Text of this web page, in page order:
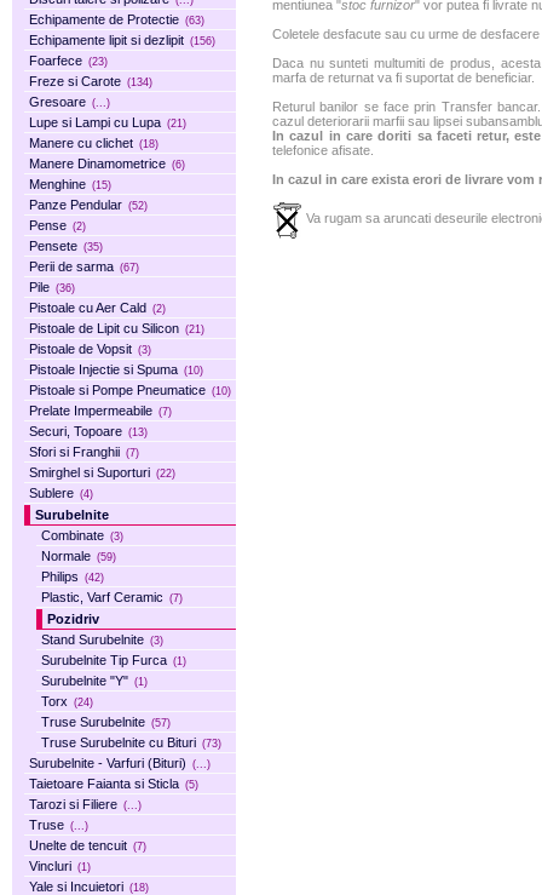
Echipamente de Protectie (63)
Echipamente lipit si dezlipit (156)
Foarfece (23)
Freze si Carote (134)
Gresoare (...)
Lupe si Lampi cu Lupa (21)
Manere cu clichet (18)
Manere Dinamometrice (6)
Menghine (15)
Panze Pendular (52)
Pense (2)
Pensete (35)
Perii de sarma (67)
Pile (36)
Pistoale cu Aer Cald (2)
Pistoale de Lipit cu Silicon (21)
Pistoale de Vopsit (3)
Pistoale Injectie si Spuma (10)
Pistoale si Pompe Pneumatice (10)
Prelate Impermeabile (7)
Securi, Topoare (13)
Sfori si Franghii (7)
Smirghel si Suporturi (22)
Sublere (4)
Surubelnite
Combinate (3)
Normale (59)
Philips (42)
Plastic, Varf Ceramic (7)
Pozidriv
Stand Surubelnite (3)
Surubelnite Tip Furca (1)
Surubelnite "Y" (1)
Torx (24)
Truse Surubelnite (57)
Truse Surubelnite cu Bituri (73)
Surubelnite - Varfuri (Bituri) (...)
Taietoare Faianta si Sticla (5)
Tarozi si Filiere (...)
Truse (...)
Unelte de tencuit (7)
Vincluri (1)
Yale si Incuietori (18)
mentiunea "stoc furnizor" vor putea fi livrate
Coletele desfacute sau cu urme de
Daca nu sunteti multumiti de produs,
marfa de returnat va fi suportat de beneficiar.
Returul banilor se face prin Transfer
cazul deteriorarii marfii sau lipsei
In cazul in care doriti sa faceti retur,
telefonice afisate.
In cazul in care exista erori de livrare
Va rugam sa aruncati deseurile